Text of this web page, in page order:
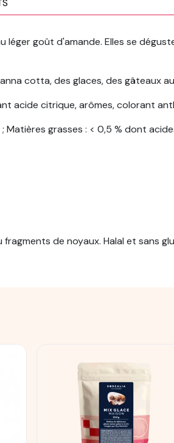
goût d'amande. Elles se
cotta, des glaces, des gâteaux
acide citrique, arômes, colorant
Matières grasses : < 0,5 % dont
de noyaux. Halal et sans